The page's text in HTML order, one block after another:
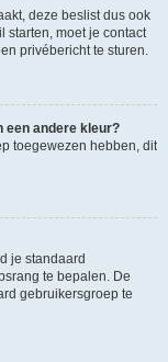
deze beslist dus ook
starten, moet je contact
privébericht te sturen.
een andere kleur?
toegewezen hebben, dit
je standaard
te bepalen. De
gebruikersgroep te